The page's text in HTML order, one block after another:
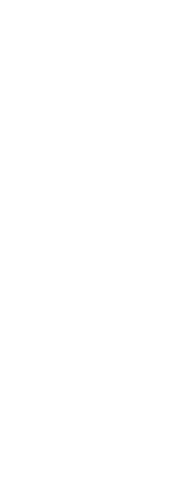
pour assurer
il offre